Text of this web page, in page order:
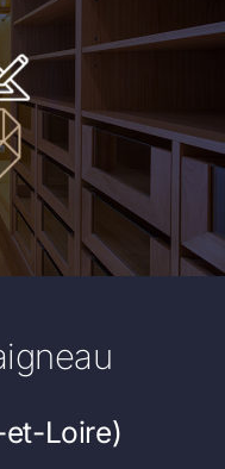
et-Loire)